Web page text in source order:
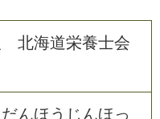
北海道栄養士会
んほうじんほっ